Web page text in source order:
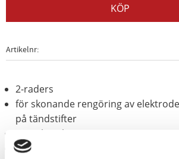
KÖP
Artikelnr
2-raders
för skonande rengöring av
på tändstifter
För ytbearbetning
Mässingstråd